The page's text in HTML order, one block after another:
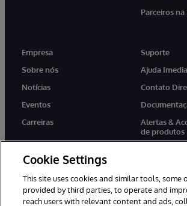
Parceiros
Empresa
Sobre nós
Notícias
Eventos
Carreiras
Suporte
Ajuda
Contato
Alertas &
de produtos
twitter youtubefacebooklinkedin
Cookie Settings
This site uses cookies and similar tools, some
provided by third parties, to operate and
reach users with relevant content and ads,